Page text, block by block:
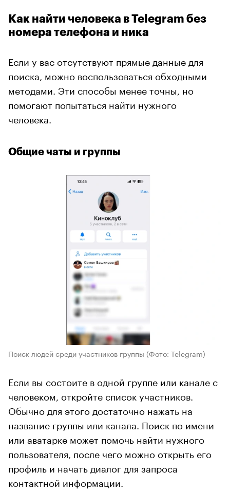
Как найти человека в Telegram без
номера телефона и ника
Если у вас отсутствуют прямые данные для
поиска, можно воспользоваться обходными
методами. Эти способы менее точны, но
помогают попытаться найти нужного
человека.
Общие чаты и группы
Поиск людей среди участников группы (Фото: Telegram)
Если вы состоите в одной группе или канале с
человеком, откройте список участников.
Обычно для этого достаточно нажать на
название группы или канала. Поиск по имени
или аватарке может помочь найти нужного
пользователя, после чего можно открыть его
профиль и начать диалог для запроса
контактной информации.